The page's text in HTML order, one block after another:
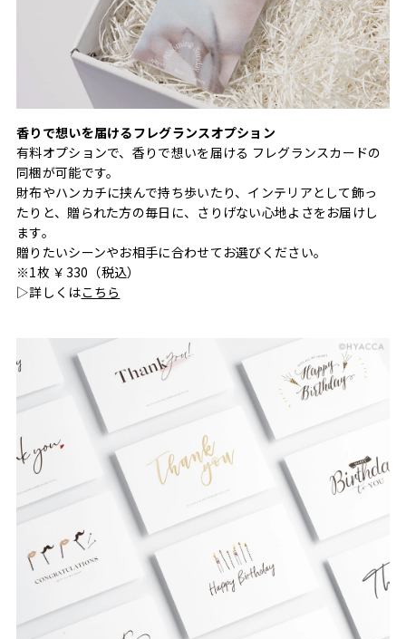
香りで想いを届けるフレグランスオプション
有料オプションで、香りで想いを届ける フレグランスカードの
同梱が可能です。
財布やハンカチに挟んで持ち歩いたり、インテリアとして飾っ
たりと、贈られた方の毎日に、さりげない心地よさをお届けし
ます。
贈りたいシーンやお相手に合わせてお選びください。
※1枚 ￥330（税込）
▷詳しくはこちら